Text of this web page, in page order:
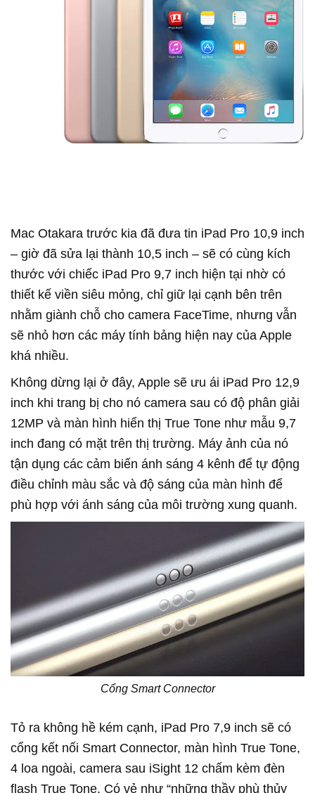
Mac Otakara trước kia đã đưa tin iPad Pro 10,9 inch
– giờ đã sửa lại thành 10,5 inch – sẽ có cùng kích
thước với chiếc iPad Pro 9,7 inch hiện tại nhờ có
thiết kế viền siêu mỏng, chỉ giữ lại cạnh bên trên
nhằm giành chỗ cho camera FaceTime, nhưng vẫn
sẽ nhỏ hơn các máy tính bảng hiện nay của Apple
khá nhiều.
Không dừng lại ở đây, Apple sẽ ưu ái iPad Pro 12,9
inch khi trang bị cho nó camera sau có độ phân giải
12MP và màn hình hiển thị True Tone như mẫu 9,7
inch đang có mặt trên thị trường. Máy ảnh của nó
tận dụng các cảm biến ánh sáng 4 kênh để tự động
điều chỉnh màu sắc và độ sáng của màn hình để
phù hợp với ánh sáng của môi trường xung quanh.
Cổng Smart Connector
Tỏ ra không hề kém cạnh, iPad Pro 7,9 inch sẽ có
cổng kết nối Smart Connector, màn hình True Tone,
4 loa ngoài, camera sau iSight 12 chấm kèm đèn
flash True Tone. Có vẻ như “những thầy phù thủy